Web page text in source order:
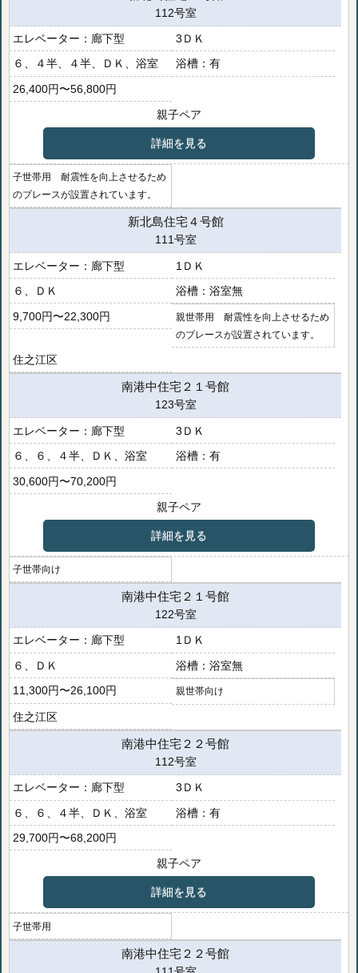
112号室
廊下型
3ＤＫ
６、４半、４半、ＤＫ、浴室
有
26,400円〜56,800円
親子ペア
詳細を見る
子世帯用 耐震性を向上させるため
のブレースが設置されています。
新北島住宅４号館
111号室
廊下型
1ＤＫ
６、ＤＫ
浴室無
9,700円〜22,300円
親世帯用 耐震性を向上させるため
のブレースが設置されています。
住之江区
南港中住宅２１号館
123号室
廊下型
3ＤＫ
６、６、４半、ＤＫ、浴室
有
30,600円〜70,200円
親子ペア
詳細を見る
子世帯向け
南港中住宅２１号館
122号室
廊下型
1ＤＫ
６、ＤＫ
浴室無
11,300円〜26,100円
親世帯向け
住之江区
南港中住宅２２号館
112号室
廊下型
3ＤＫ
６、６、４半、ＤＫ、浴室
有
29,700円〜68,200円
親子ペア
詳細を見る
子世帯用
南港中住宅２２号館